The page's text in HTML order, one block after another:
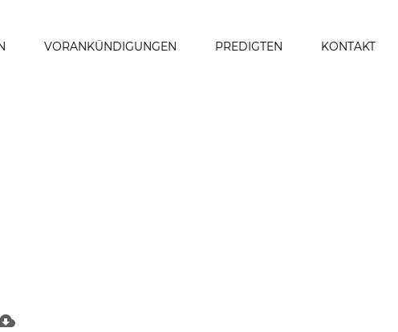
VORANKÜNDIGUNGEN PREDIGTEN KONTAKT